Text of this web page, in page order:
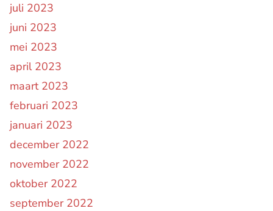
juli 2023
juni 2023
mei 2023
april 2023
maart 2023
februari 2023
januari 2023
december 2022
november 2022
oktober 2022
september 2022